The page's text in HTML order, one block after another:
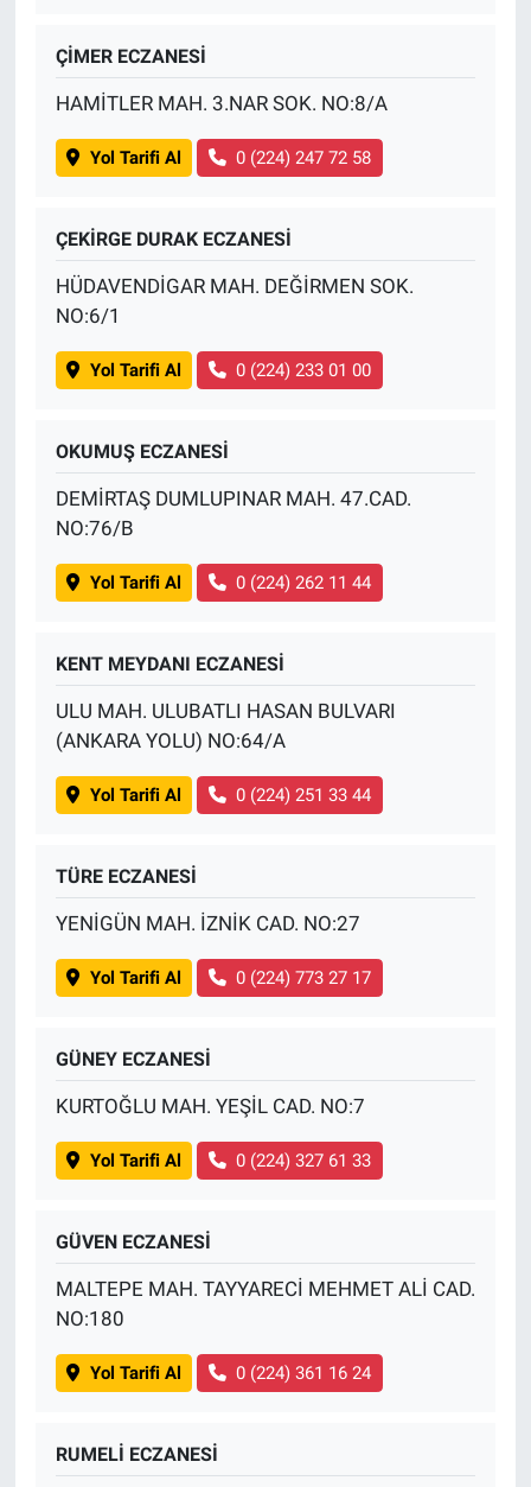
ÇİMER ECZANESİ
HAMİTLER MAH. 3.NAR SOK. NO:8/A
Yol Tarifi Al 0 (224) 247 72 58
ÇEKİRGE DURAK ECZANESİ
HÜDAVENDİGAR MAH. DEĞİRMEN SOK.
NO:6/1
Yol Tarifi Al 0 (224) 233 01 00
OKUMUŞ ECZANESİ
DEMİRTAŞ DUMLUPINAR MAH. 47.CAD.
NO:76/B
Yol Tarifi Al 0 (224) 262 11 44
KENT MEYDANI ECZANESİ
ULU MAH. ULUBATLI HASAN BULVARI
(ANKARA YOLU) NO:64/A
Yol Tarifi Al 0 (224) 251 33 44
TÜRE ECZANESİ
YENİGÜN MAH. İZNİK CAD. NO:27
Yol Tarifi Al 0 (224) 773 27 17
GÜNEY ECZANESİ
KURTOĞLU MAH. YEŞİL CAD. NO:7
Yol Tarifi Al 0 (224) 327 61 33
GÜVEN ECZANESİ
MALTEPE MAH. TAYYARECİ MEHMET ALİ CAD.
NO:180
Yol Tarifi Al 0 (224) 361 16 24
RUMELİ ECZANESİ